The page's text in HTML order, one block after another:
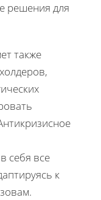
решения для
также
себя все
к